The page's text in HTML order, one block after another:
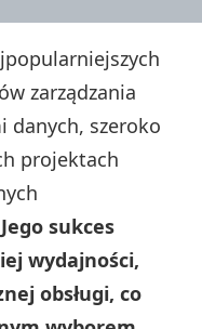
zarządzania
danych, szeroko
projektach
Jego sukces
wydajności,
obsługi, co